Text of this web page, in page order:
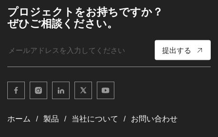
プロジェクトをお持ちですか？
ぜひご相談ください。
提出する
ホーム 製品 当社について お問い合わせ